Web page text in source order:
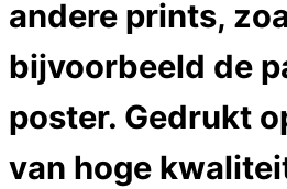
andere prints,
bijvoorbeeld de
poster. Gedrukt
van hoge